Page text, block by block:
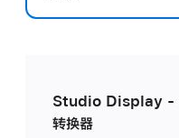
Studio Display -
转换器